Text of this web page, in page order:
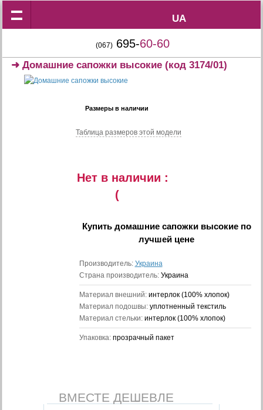
UA
UA
(067) 695-60-60
➜Домашние сапожки высокие (код 3174/01)
Размеры в наличии
Таблица размеров этой модели
Нет в наличии :
(
Купить домашние сапожки высокиепо
лучшей цене
Производитель: Украина
Страна производитель: Украина
Материал внешний: интерлок (100% хлопок)
Материал подошвы: уплотненный текстиль
Материал стельки: интерлок (100% хлопок)
Упаковка: прозрачный пакет
ВМЕСТЕ ДЕШЕВЛЕ